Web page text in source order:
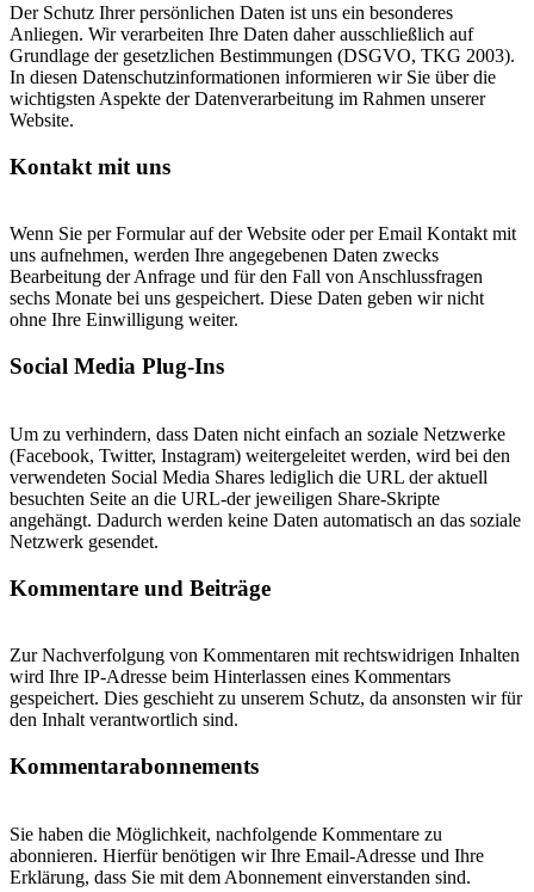
Der Schutz Ihrer persönlichen Daten ist uns ein besonderes
Anliegen. Wir verarbeiten Ihre Daten daher ausschließlich auf
Grundlage der gesetzlichen Bestimmungen (DSGVO, TKG 2003).
In diesen Datenschutzinformationen informieren wir Sie über die
wichtigsten Aspekte der Datenverarbeitung im Rahmen unserer
Website.
Kontakt mit uns
Wenn Sie per Formular auf der Website oder per Email Kontakt mit
uns aufnehmen, werden Ihre angegebenen Daten zwecks
Bearbeitung der Anfrage und für den Fall von Anschlussfragen
sechs Monate bei uns gespeichert. Diese Daten geben wir nicht
ohne Ihre Einwilligung weiter.
Social Media Plug-Ins
Um zu verhindern, dass Daten nicht einfach an soziale Netzwerke
(Facebook, Twitter, Instagram) weitergeleitet werden, wird bei den
verwendeten Social Media Shares lediglich die URL der aktuell
besuchten Seite an die URL-der jeweiligen Share-Skripte
angehängt. Dadurch werden keine Daten automatisch an das soziale
Netzwerk gesendet.
Kommentare und Beiträge
Zur Nachverfolgung von Kommentaren mit rechtswidrigen Inhalten
wird Ihre IP-Adresse beim Hinterlassen eines Kommentars
gespeichert. Dies geschieht zu unserem Schutz, da ansonsten wir für
den Inhalt verantwortlich sind.
Kommentarabonnements
Sie haben die Möglichkeit, nachfolgende Kommentare zu
abonnieren. Hierfür benötigen wir Ihre Email-Adresse und Ihre
Erklärung, dass Sie mit dem Abonnement einverstanden sind.